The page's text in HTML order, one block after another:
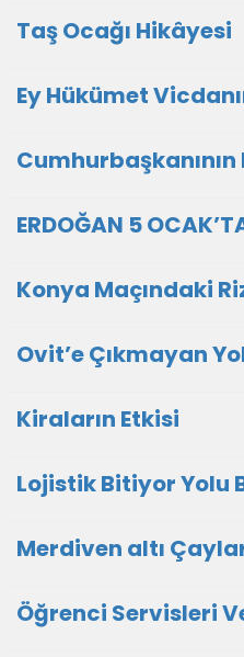
Taş Ocağı Hikâyesi
Ey Hükümet
Cumhurbaşkanının
ERDOĞAN 5
Konya Maçındaki
Ovit’e Çıkmayan
Kiraların Etkisi
Lojistik Bitiyor Yolu
Merdiven altı
Öğrenci Servisleri